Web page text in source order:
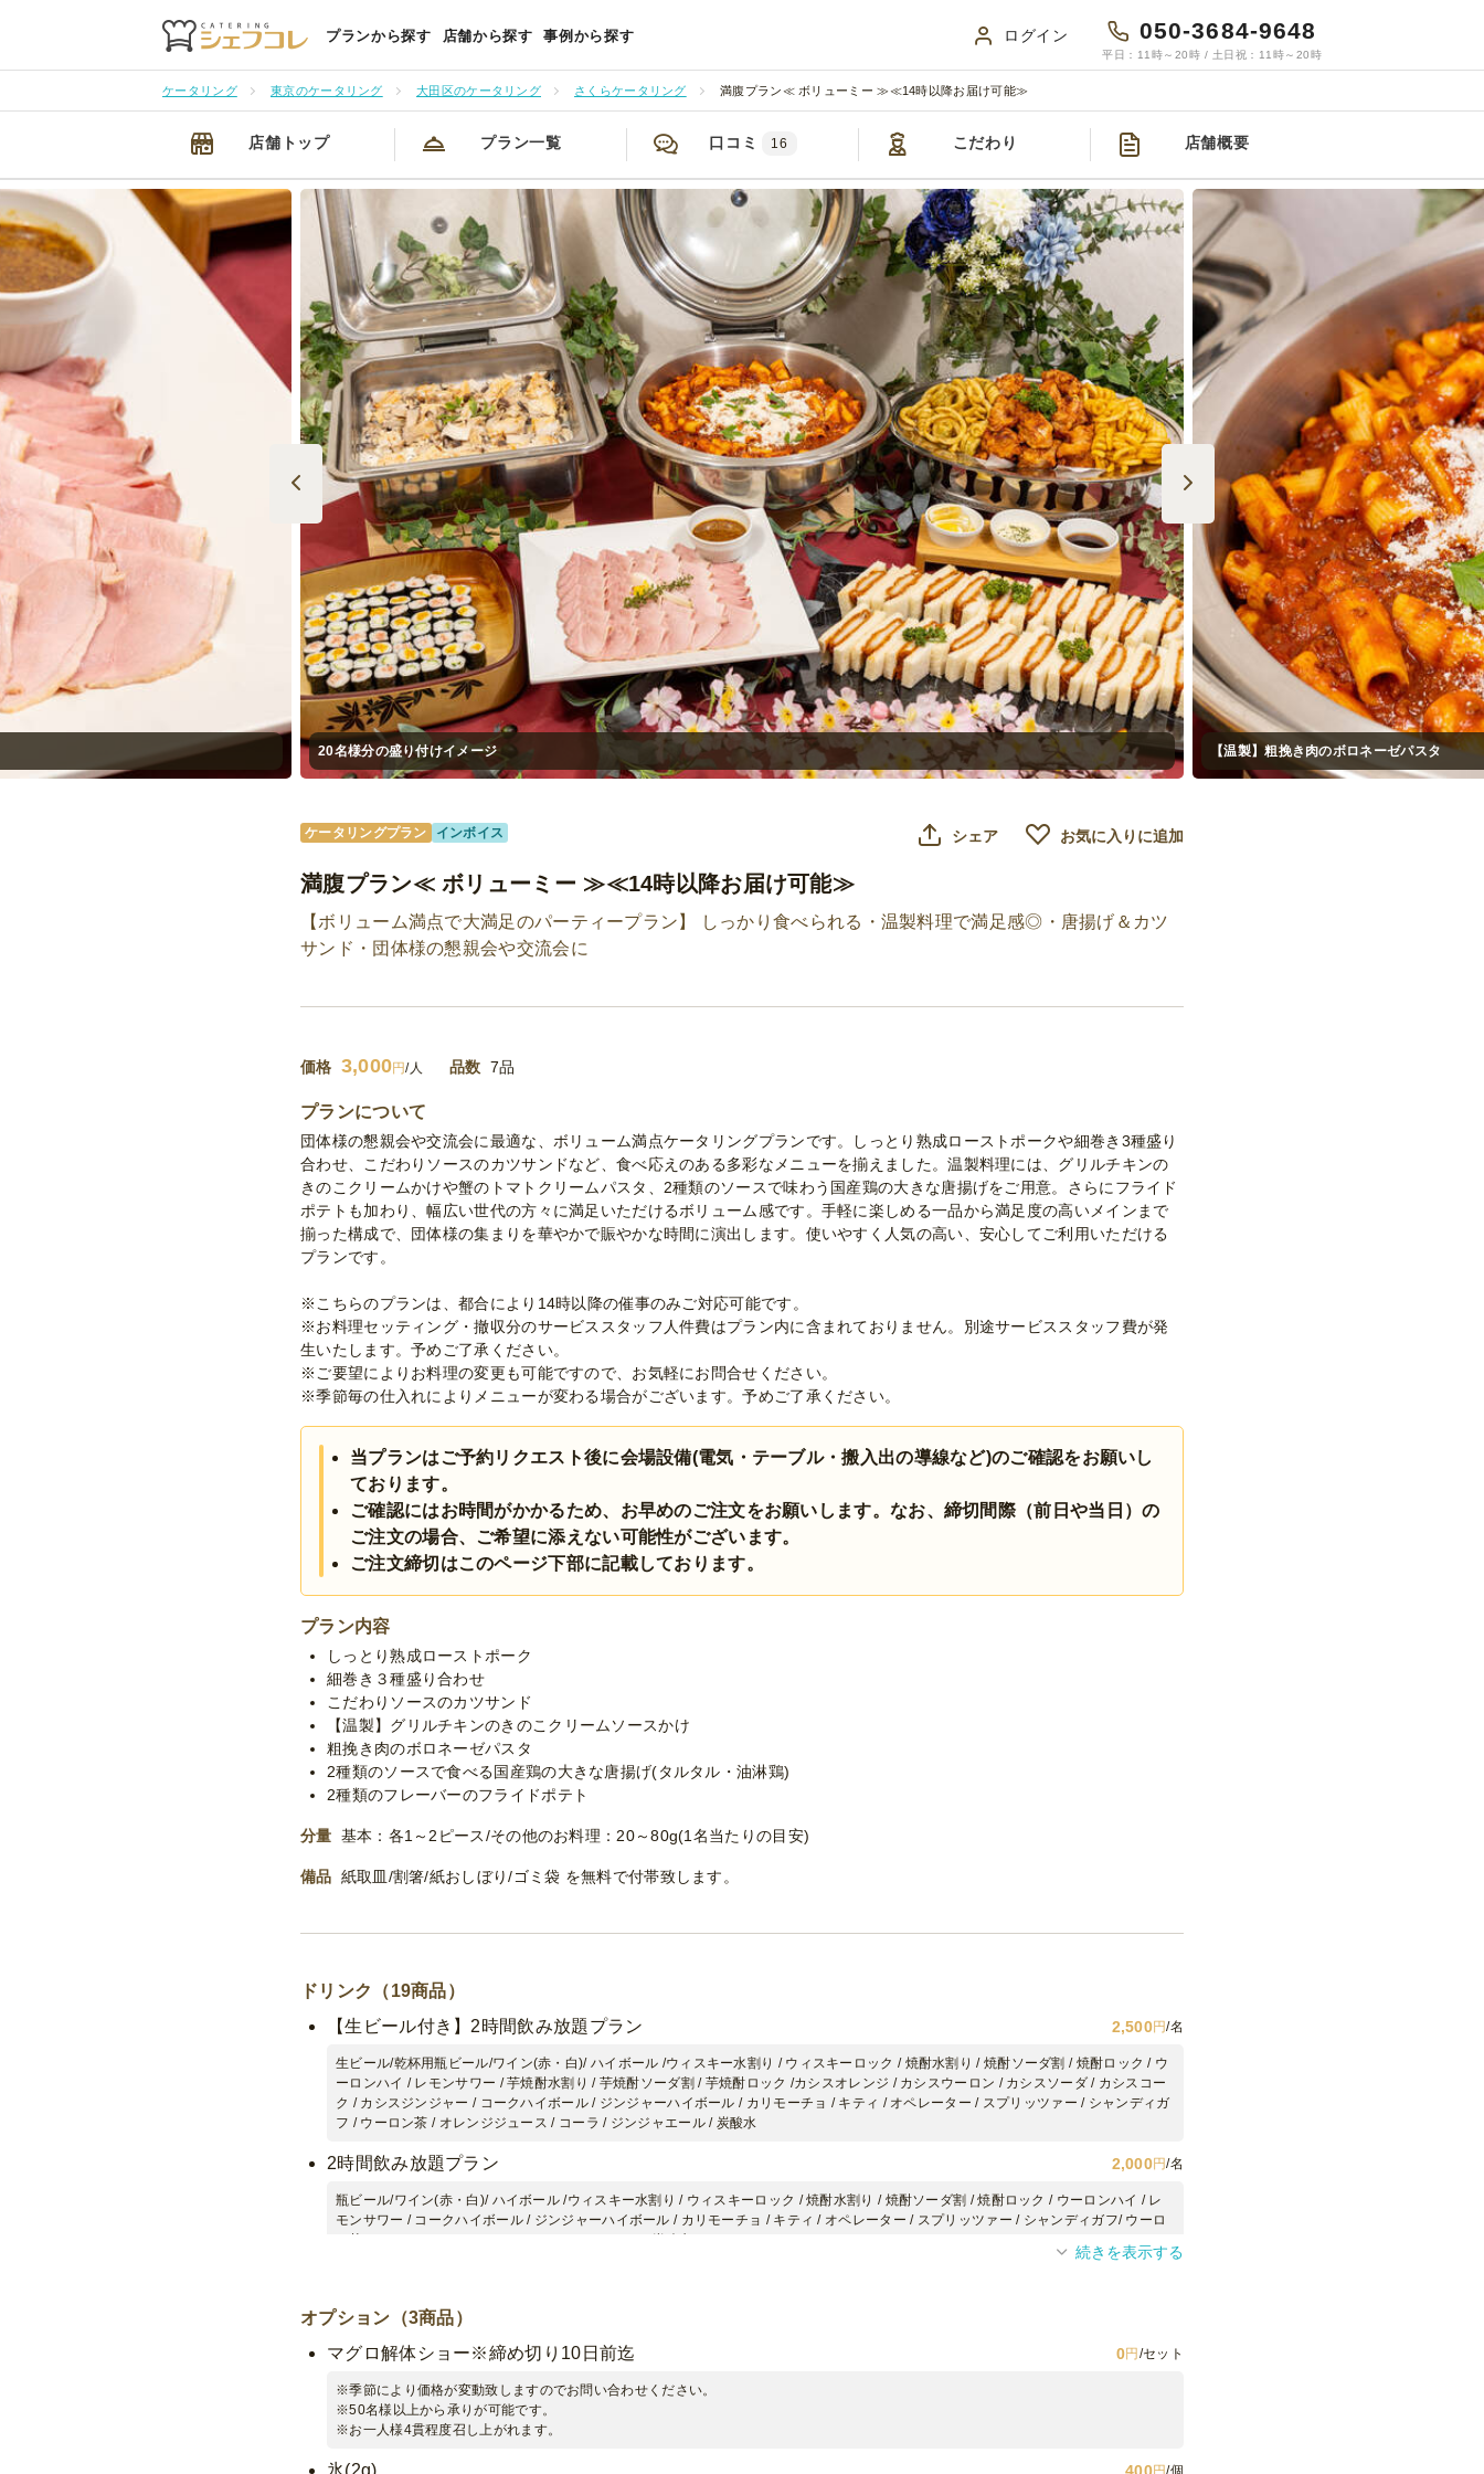
プランから探す 店舗から探す 事例から探す ログイン 050-3684-9648
平日：11時～20時 / 土日祝：11時～20時
ケータリング 東京のケータリング 大田区のケータリング さくらケータリング 満腹プラン≪ ボリューミー ≫≪14時以降お届け可能≫
店舗トップ プラン一覧 口コミ 16 こだわり 店舗概要
20名様分の盛り付けイメージ 【温製】粗挽き肉のボロネーゼパスタ
ケータリングプラン インボイス シェア お気に入りに追加
満腹プラン≪ ボリューミー ≫≪14時以降お届け可能≫
【ボリューム満点で大満足のパーティープラン】 しっかり食べられる・温製料理で満足感◎・唐揚げ＆カツ
サンド・団体様の懇親会や交流会に
価格 3,000円/人 品数 7品
プランについて
団体様の懇親会や交流会に最適な、ボリューム満点ケータリングプランです。しっとり熟成ローストポークや細巻き3種盛り
合わせ、こだわりソースのカツサンドなど、食べ応えのある多彩なメニューを揃えました。温製料理には、グリルチキンの
きのこクリームかけや蟹のトマトクリームパスタ、2種類のソースで味わう国産鶏の大きな唐揚げをご用意。さらにフライド
ポテトも加わり、幅広い世代の方々に満足いただけるボリューム感です。手軽に楽しめる一品から満足度の高いメインまで
揃った構成で、団体様の集まりを華やかで賑やかな時間に演出します。使いやすく人気の高い、安心してご利用いただける
プランです。
※こちらのプランは、都合により14時以降の催事のみご対応可能です。
※お料理セッティング・撤収分のサービススタッフ人件費はプラン内に含まれておりません。別途サービススタッフ費が発
生いたします。予めご了承ください。
※ご要望によりお料理の変更も可能ですので、お気軽にお問合せください。
※季節毎の仕入れによりメニューが変わる場合がございます。予めご了承ください。
当プランはご予約リクエスト後に会場設備(電気・テーブル・搬入出の導線など)のご確認をお願いし
ております。
ご確認にはお時間がかかるため、お早めのご注文をお願いします。なお、締切間際（前日や当日）の
ご注文の場合、ご希望に添えない可能性がございます。
ご注文締切はこのページ下部に記載しております。
プラン内容
しっとり熟成ローストポーク
細巻き３種盛り合わせ
こだわりソースのカツサンド
【温製】グリルチキンのきのこクリームソースかけ
粗挽き肉のボロネーゼパスタ
2種類のソースで食べる国産鶏の大きな唐揚げ(タルタル・油淋鶏)
2種類のフレーバーのフライドポテト
分量 基本：各1～2ピース/その他のお料理：20～80g(1名当たりの目安)
備品 紙取皿/割箸/紙おしぼり/ゴミ袋 を無料で付帯致します。
ドリンク（19商品）
【生ビール付き】2時間飲み放題プラン
2,500円/名
生ビール/乾杯用瓶ビール/ワイン(赤・白)/ ハイボール /ウィスキー水割り / ウィスキーロック / 焼酎水割り / 焼酎ソーダ割 / 焼酎ロック / ウ
ーロンハイ / レモンサワー / 芋焼酎水割り / 芋焼酎ソーダ割 / 芋焼酎ロック /カシスオレンジ / カシスウーロン / カシスソーダ / カシスコー
ク / カシスジンジャー / コークハイボール / ジンジャーハイボール / カリモーチョ / キティ / オペレーター / スプリッツァー / シャンディガ
フ / ウーロン茶 / オレンジジュース / コーラ / ジンジャエール / 炭酸水
2時間飲み放題プラン 2,000円/名
瓶ビール/ワイン(赤・白)/ ハイボール /ウィスキー水割り / ウィスキーロック / 焼酎水割り / 焼酎ソーダ割 / 焼酎ロック / ウーロンハイ / レ
モンサワー / コークハイボール / ジンジャーハイボール / カリモーチョ / キティ / オペレーター / スプリッツァー / シャンディガフ/ ウーロ
コーラ/ジンジャエール/オレンジジュース/烏龍茶/炭酸水
アルコール飲み放題プラン：延長料金(30分) 500円/名
ソフトドリンク飲み放題プラン：延長料金(30分)
スーパードライ(350ml缶)
角ハイボール(350ml缶) 500円/本
続きを表示する
オプション（3商品）
マグロ解体ショー※締め切り10日前迄
0円 /セット
※季節により価格が変動致しますのでお問い合わせください。
※50名様以上から承りが可能です。
※お一人様4貫程度召し上がれます。
氷(2g) 400円/個